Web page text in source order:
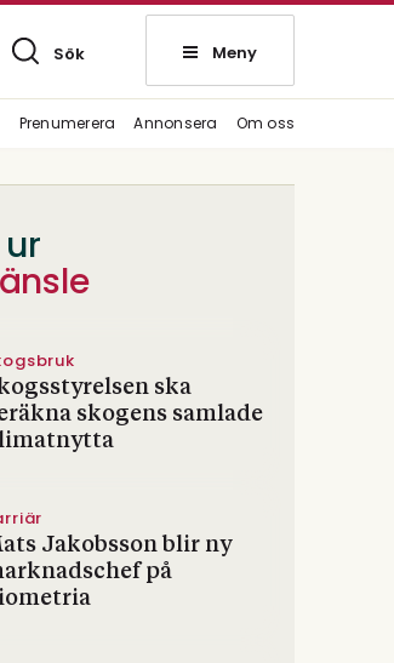
Sök Meny
Prenumerera Annonsera Om oss
ska
skogens samlade
Jakobsson blir ny
på